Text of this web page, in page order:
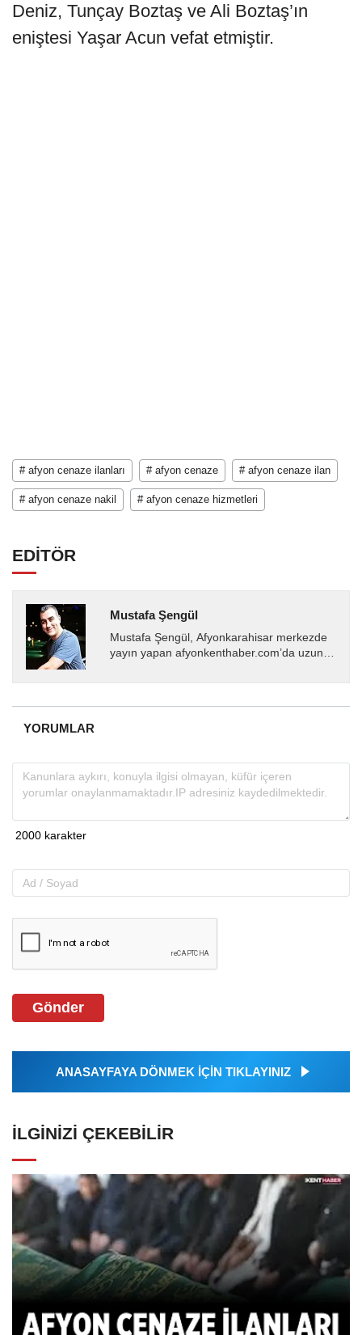
Deniz, Tunçay Boztaş ve Ali Boztaş’ın
eniştesi Yaşar Acun vefat etmiştir.
# afyon cenaze ilanları # afyon cenaze # afyon cenaze ilan
# afyon cenaze nakil # afyon cenaze hizmetleri
EDİTÖR
Mustafa Şengül
Mustafa Şengül, Afyonkarahisar merkezde
yayın yapan afyonkenthaber.com’da uzun
almakta, haber akışı...
YORUMLAR
Gönder
ANASAYFAYA DÖNMEK İÇİN TIKLAYINIZ
İLGINIZI ÇEKEBILIR